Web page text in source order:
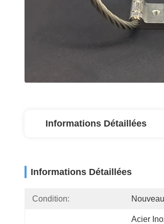
Informations Détaillées
Informations Détaillées
Condition: Nouveau
Acier